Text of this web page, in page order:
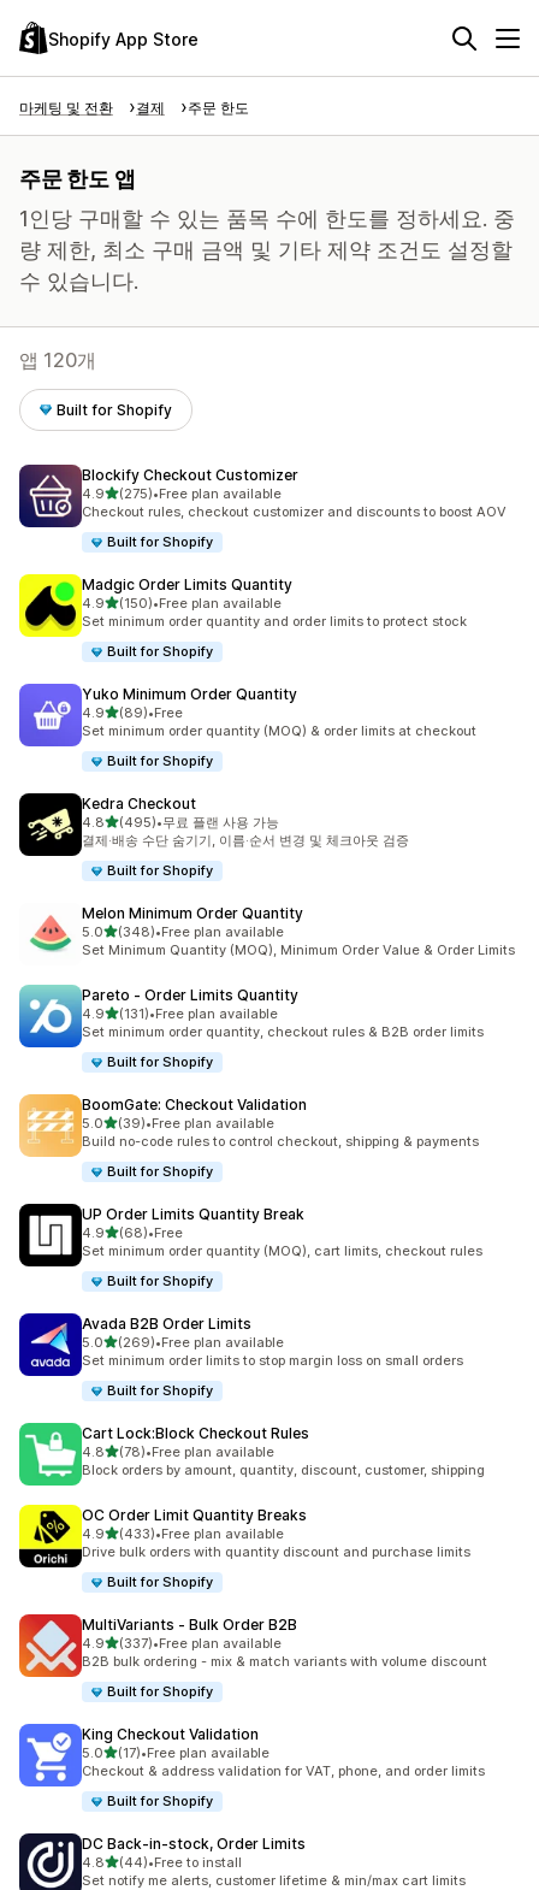
Shopify App Store
마케팅 및 전환 결제 주문 한도
주문 한도 앱
1인당 구매할 수 있는 품목 수에 한도를 정하세요. 중
량 제한, 최소 구매 금액 및 기타 제약 조건도 설정할
수 있습니다.
앱 120개
Built for Shopify
Blockify Checkout Customizer
4.9별 5개 중
(275)
총 리뷰 275개
•Free plan available
Checkout rules, checkout customizer and discounts to boost AOV
Built for Shopify
Madgic Order Limits Quantity
4.9별 5개 중
(150)
총 리뷰 150개
•Free plan available
Set minimum order quantity and order limits to protect stock
Built for Shopify
Yuko Minimum Order Quantity
4.9별 5개 중
(89)
총 리뷰 89개
•Free
Set minimum order quantity (MOQ) & order limits at checkout
Built for Shopify
Kedra Checkout
4.8별 5개 중
(495)
총 리뷰 495개
•무료 플랜 사용 가능
결제·배송 수단 숨기기, 이름·순서 변경 및 체크아웃 검증
Built for Shopify
Melon Minimum Order Quantity
5.0별 5개 중
(348)
총 리뷰 348개
•Free plan available
Set Minimum Quantity (MOQ), Minimum Order Value & Order Limits
Pareto ‑ Order Limits Quantity
4.9별 5개 중
(131)
총 리뷰 131개
•Free plan available
Set minimum order quantity, checkout rules & B2B order limits
Built for Shopify
BoomGate: Checkout Validation
5.0별 5개 중
(39)
총 리뷰 39개
•Free plan available
Build no-code rules to control checkout, shipping & payments
Built for Shopify
UP Order Limits Quantity Break
4.9별 5개 중
(68)
총 리뷰 68개
•Free
Set minimum order quantity (MOQ), cart limits, checkout rules
Built for Shopify
Avada B2B Order Limits
5.0별 5개 중
(269)
총 리뷰 269개
•Free plan available
Set minimum order limits to stop margin loss on small orders
Built for Shopify
Cart Lock:Block Checkout Rules
4.8별 5개 중
(78)
총 리뷰 78개
•Free plan available
Block orders by amount, quantity, discount, customer, shipping
OC Order Limit Quantity Breaks
4.9별 5개 중
(433)
총 리뷰 433개
•Free plan available
Drive bulk orders with quantity discount and purchase limits
Built for Shopify
MultiVariants ‑ Bulk Order B2B
4.9별 5개 중
(337)
총 리뷰 337개
•Free plan available
B2B bulk ordering - mix & match variants with volume discount
Built for Shopify
King Checkout Validation
5.0별 5개 중
(17)
총 리뷰 17개
•Free plan available
Checkout & address validation for VAT, phone, and order limits
Built for Shopify
DC Back‑in‑stock, Order Limits
4.8별 5개 중
(44)
총 리뷰 44개
•Free to install
Set notify me alerts, customer lifetime & min/max cart limits